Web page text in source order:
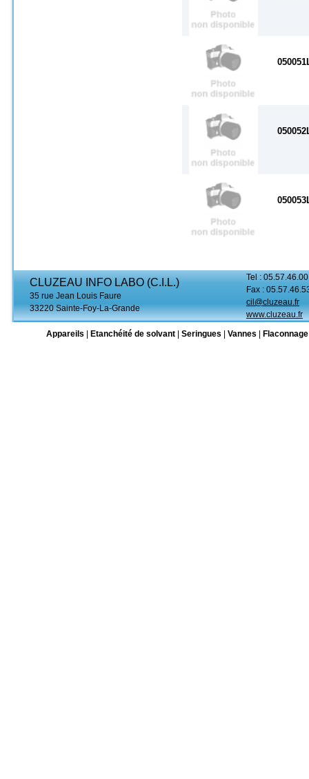
CLUZEAU INFO LABO (C.I.L.)
35 rue Jean Louis Faure
33220 Sainte-Foy-La-Grande
Tel :
Fax :
cil@cluzeau.fr
www.cluzeau.fr
Appareils
Etanchéité de solvant Seringues Vannes Flaconnage